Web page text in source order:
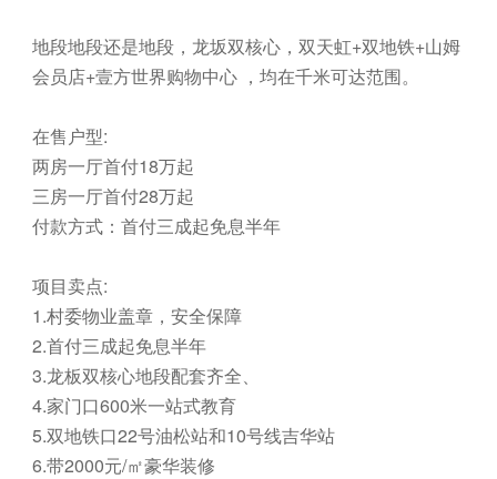
地段地段还是地段，龙坂双核心，双天虹+双地铁+山姆
会员店+壹方世界购物中心 ，均在千米可达范围。
在售户型:
两房一厅首付18万起
三房一厅首付28万起
付款方式：首付三成起免息半年
项目卖点:
1.村委物业盖章，安全保障
2.首付三成起免息半年
3.龙板双核心地段配套齐全、
4.家门口600米一站式教育
5.双地铁口22号油松站和10号线吉华站
6.带2000元/㎡豪华装修